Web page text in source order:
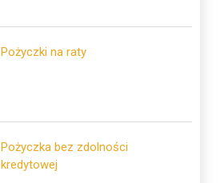
Pożyczki na raty
Pożyczka bez zdolności
kredytowej